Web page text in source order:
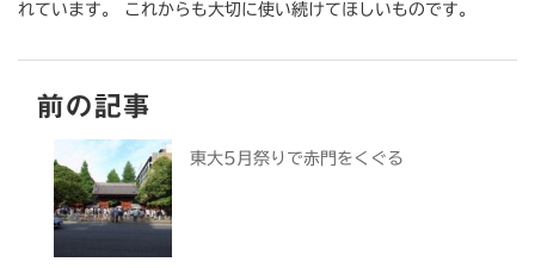
れています。 これからも大切に使い続けてほしいものです。
前の記事
東大5月祭りで赤門をくぐる